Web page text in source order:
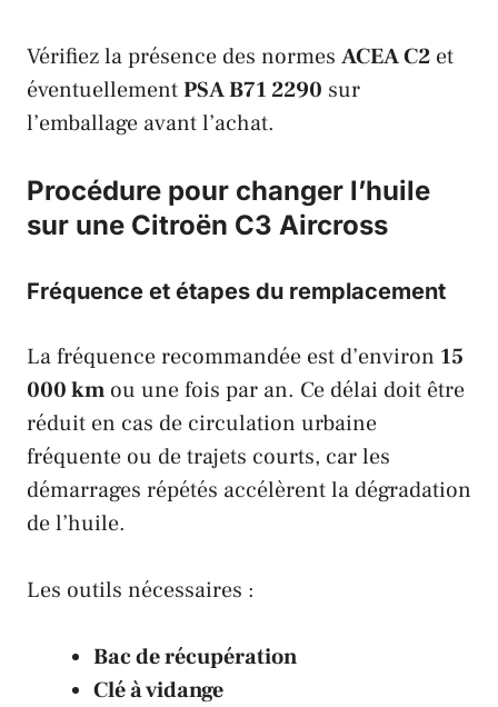
Vérifiez la présence des normes ACEA C2 et
éventuellementPSA B71 2290 sur
l’emballage avant l’achat.
Procédure pour changer l’huile
sur une Citroën C3 Aircross
Fréquence et étapes du remplacement
La fréquence recommandée est d’environ 15
000 km ou une fois par an. Ce délai doit être
réduit en cas de circulation urbaine
fréquente ou de trajets courts, car les
démarrages répétés accélèrent la dégradation
de l’huile.
Les outils nécessaires :
Bac de récupération
Clé à vidange